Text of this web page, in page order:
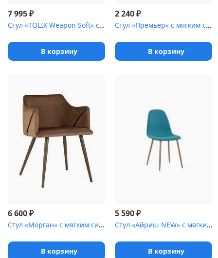
7 995₽
Стул «TOLIX Weapon Soft» с мягким сиденьем [(окрашенный каркас)]
В корзину
2 240₽
Стул «Премьер» с мягким сиденьем [(окрашенный каркас)]
В корзину
6 600₽
Стул «Морган» с мягким сиденьем [(ножки стальные)]
В корзину
5 590₽
Стул «Айриш NEW» с мягким сиденьем [(стальной каркас)]
В корзину